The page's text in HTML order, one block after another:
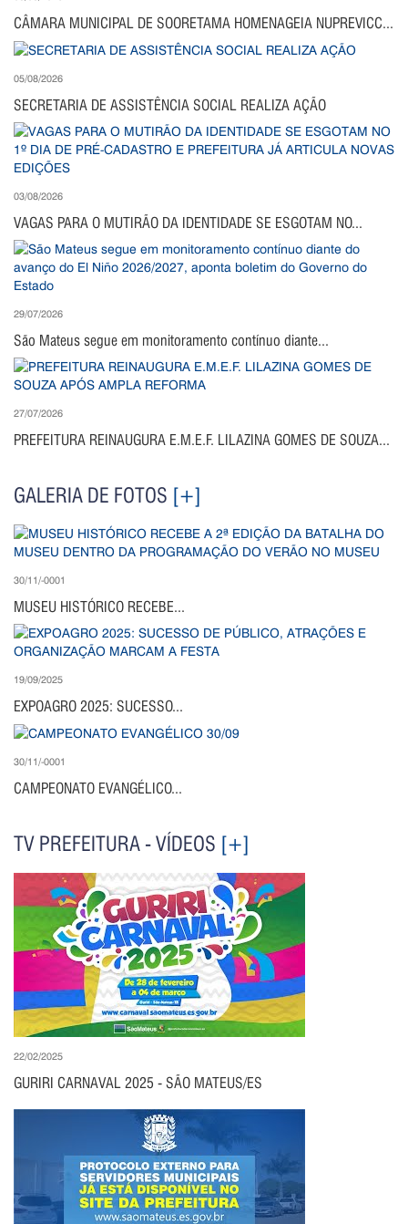
CÂMARA MUNICIPAL DE SOORETAMA HOMENAGEIA NUPREVICC...
05/08/2026
SECRETARIA DE ASSISTÊNCIA SOCIAL REALIZA AÇÃO
03/08/2026
VAGAS PARA O MUTIRÃO DA IDENTIDADE SE ESGOTAM NO...
29/07/2026
São Mateus segue em monitoramento contínuo diante...
27/07/2026
PREFEITURA REINAUGURA E.M.E.F. LILAZINA GOMES DE SOUZA...
GALERIA DE FOTOS [+]
30/11/-0001
MUSEU HISTÓRICO RECEBE...
19/09/2025
EXPOAGRO 2025: SUCESSO...
30/11/-0001
CAMPEONATO EVANGÉLICO...
TV PREFEITURA - VÍDEOS [+]
22/02/2025
GURIRI CARNAVAL 2025 - SÃO MATEUS/ES